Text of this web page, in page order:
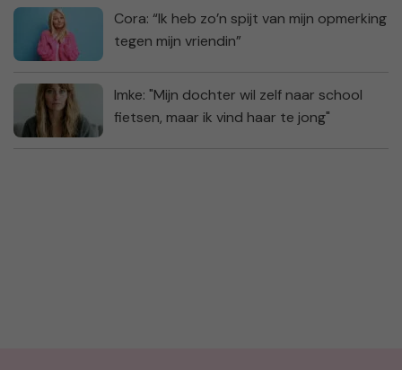
Cora: “Ik heb zo’n spijt van mijn opmerking
tegen mijn vriendin”
Imke: "Mijn dochter wil zelf naar school
fietsen, maar ik vind haar te jong"